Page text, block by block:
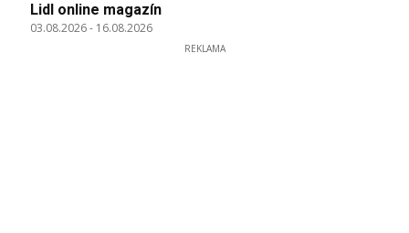
Lidl online magazín
03.08.2026- 16.08.2026
REKLAMA